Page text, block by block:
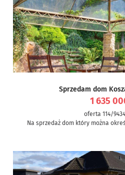
Sprzedam dom
1 635
oferta 114/
Na sprzedaż dom który można